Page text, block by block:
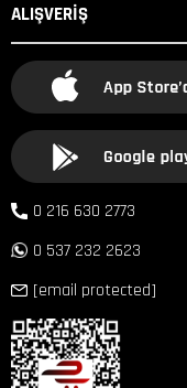
ALIŞVERİŞ
0 216 630 2773
0 537 232 2623
[email protected]